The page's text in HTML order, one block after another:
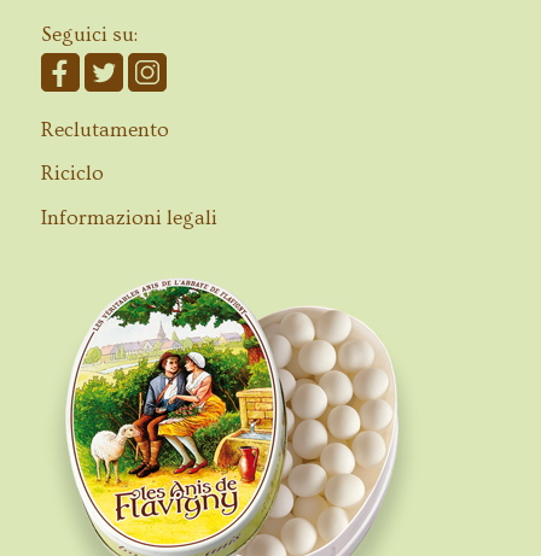
Seguici su:
Reclutamento
Riciclo
Informazioni legali